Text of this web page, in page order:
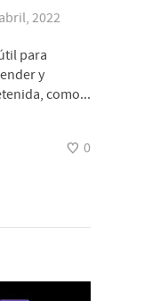
2022
para
y
como...
0